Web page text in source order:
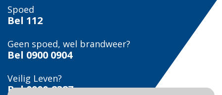
Spoed
Bel 112
Geen spoed, wel brandweer?
Bel 0900 0904
Veilig Leven?
Bel 0900-8387